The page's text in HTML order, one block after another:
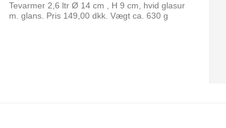
Tevarmer 2,6 ltr Ø 14 cm , H 9 cm, hvid glasur
m. glans. Pris 149,00 dkk. Vægt ca. 630 g